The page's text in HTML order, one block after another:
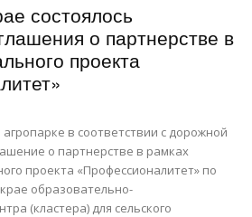
состоялось
о партнерстве в
проекта
агропарке в соответствии с дорожной
о партнерстве в рамках
проекта «Профессионалитет» по
образовательно-
(кластера) для сельского